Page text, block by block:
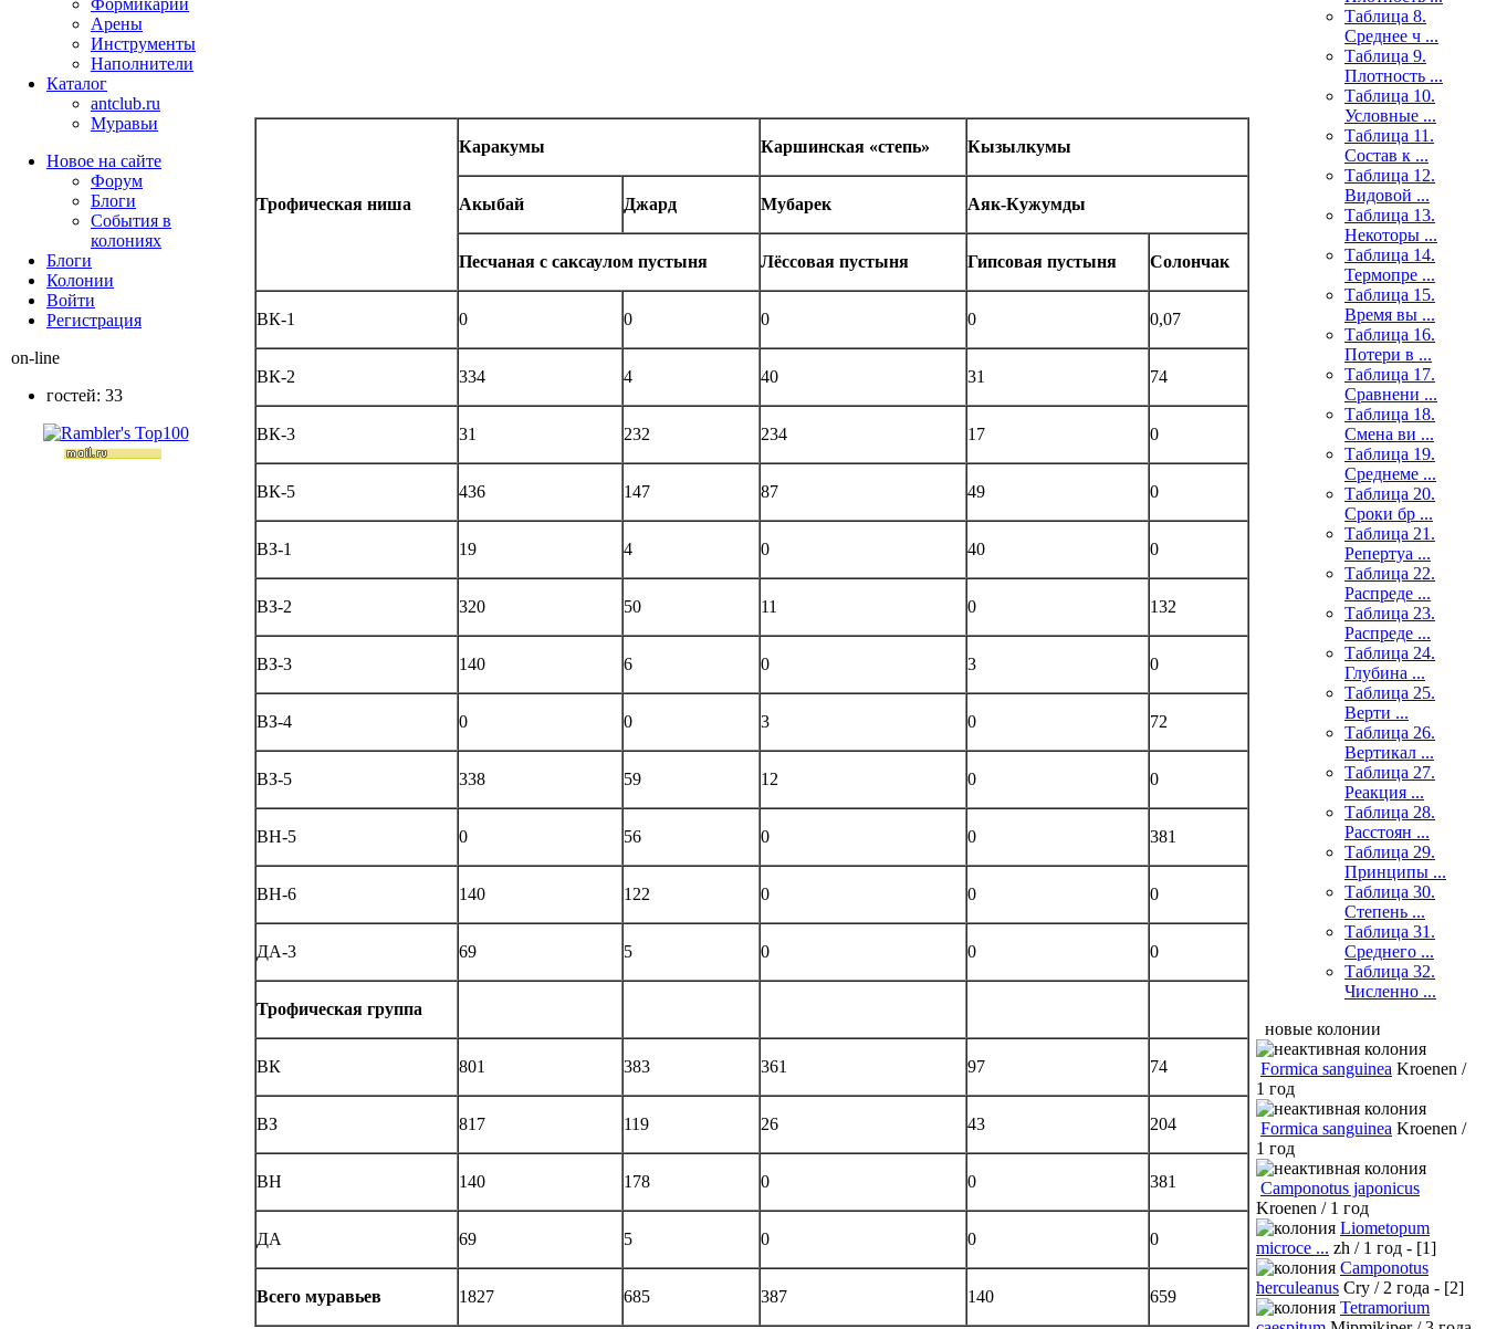
Трофическая ниша
Каракумы Каршинская «степь» Кызылкумы
Акыбай Джард Мубарек Аяк-Кужумды
Песчаная с саксаулом пустыня Лёссовая пустыня Гипсовая пустыня Солончак
ВК-1 0 0 0 0 0,07
ВК-2 334 4 40 31 74
ВК-3 31 232 234 17 0
ВК-5 436 147 87 49 0
ВЗ-1 19 4 0 40 0
ВЗ-2 320 50 11 0 132
ВЗ-3 140 6 0 3 0
ВЗ-4 0 0 3 0 72
ВЗ-5 338 59 12 0 0
ВН-5 0 56 0 0 381
ВН-6 140 122 0 0 0
ДА-3 69 5 0 0 0
Трофическая группа
ВК 801 383 361 97 74
ВЗ 817 119 26 43 204
ВН 140 178 0 0 381
ДА 69 5 0 0 0
Всего муравьев 1827 685 387 140 659
Формикарии
Арены
Инструменты
Наполнители
Каталог
antclub.ru
Муравьи
Новое на сайте
Форум
Блоги
События в
колониях
Блоги
Колонии
Войти
Peгиcтpaция
on-line
гостей: 33
Таблица 8.
Среднее ч ...
Таблица 9.
Плотность ...
Таблица 10.
Условные ...
Таблица 11.
Состав к ...
Таблица 12.
Видовой ...
Таблица 13.
Некоторы ...
Таблица 14.
Термопре ...
Таблица 15.
Время вы ...
Таблица 16.
Потери в ...
Таблица 17.
Сравнени ...
Таблица 18.
Смена ви ...
Таблица 19.
Среднеме ...
Таблица 20.
Сроки бр ...
Таблица 21.
Репертуа ...
Таблица 22.
Распреде ...
Таблица 23.
Распреде ...
Таблица 24.
Глубина ...
Таблица 25.
Верти ...
Таблица 26.
Вертикал ...
Таблица 27.
Реакция ...
Таблица 28.
Расстоян ...
Таблица 29.
Принципы ...
Таблица 30.
Степень ...
Таблица 31.
Среднего ...
Таблица 32.
Численно ...
новые колонии
Formica sanguinea Kroenen /
1 год
Formica sanguinea Kroenen /
1 год
Camponotus japonicus
Kroenen / 1 год
Liometopum
microce ... zh / 1 год - [1]
Camponotus
herculeanus Cry / 2 года - [2]
Tetramorium